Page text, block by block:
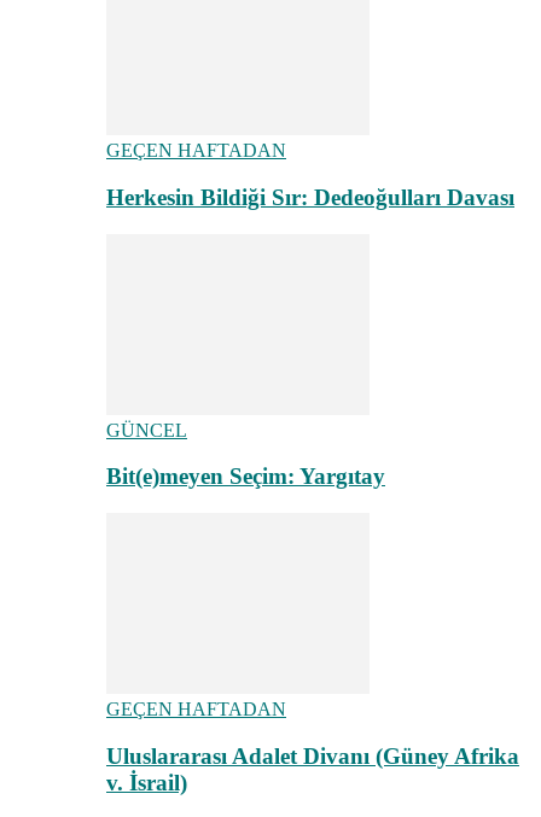
GEÇEN HAFTADAN
Herkesin Bildiği Sır: Dedeoğulları Davası
GÜNCEL
Bit(e)meyen Seçim: Yargıtay
GEÇEN HAFTADAN
Uluslararası Adalet Divanı (Güney Afrika
v. İsrail)